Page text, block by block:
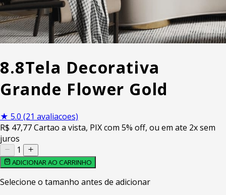
8.8Tela Decorativa
Grande Flower Gold
★ 5.0 (21 avaliacoes)
R$ 47,77Cartao a vista, PIX com 5% off, ou em ate 2x sem
juros
1
ADICIONAR AO CARRINHO
Selecione o tamanho antes de adicionar